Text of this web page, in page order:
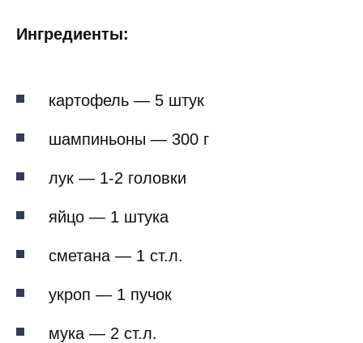
Ингредиенты:
картофель — 5 штук
шампиньоны — 300 г
лук — 1-2 головки
яйцо — 1 штука
сметана — 1 ст.л.
укроп — 1 пучок
мука — 2 ст.л.